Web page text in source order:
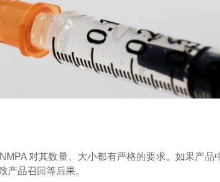
对其数量、大小都有严格的要求。如果产品
产品召回等后果。